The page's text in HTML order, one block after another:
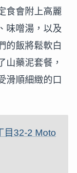
食會附上高麗
味噌湯，以及
的飯將鬆軟白
山藥泥套餐，
滑順細緻的口
目32-2 Moto